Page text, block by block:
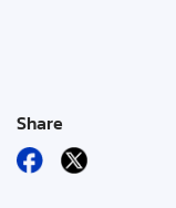
Share